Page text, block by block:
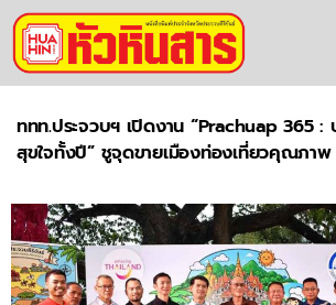
ททท.ประจวบฯ เปิดงาน “Prachuap 365 :
สุขใจทั้งปี” ชูจุดขายเมืองท่องเที่ยวคุณภาพ